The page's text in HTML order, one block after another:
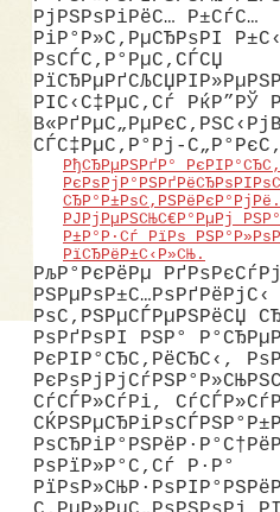
РјРЅРѕРіРёС… Р±СѓС…
РіР°Р»С‚РµСЂРѕРІ
РѕСЃС‚Р°РµС‚СЃСЏ
РІС‹С‡РµС‚Сѓ РќР”РЎ
СЃС‡РµС‚Р°Рј-
РђСЂРµРЅРґР°
СЂР°Р±РѕС‚РЅРёРєР°РјРё.
РЈРјРµРЅСЊС€Р°РµРј
Р±Р°Р·Сѓ РїРѕ
РїСЂРёР±С‹Р»СЊ.
РљР°РєРёРµ
РЅРµРѕР±С…РѕРґРёРјС‹
РѕС‚РЅРµСЃРµРЅРёСЏ
РѕРґРѕРІ РЅР°
РєРІР°СЂС‚РёСЂС‹,
СѓСЃР»СѓРі,
РѕРїР»Р°С‚Сѓ Р·Р°